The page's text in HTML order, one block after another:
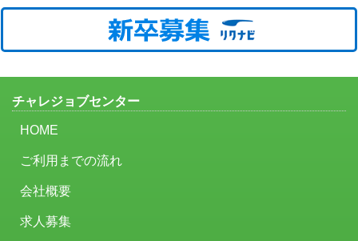
チャレジョブセンター
HOME
ご利用までの流れ
会社概要
求人募集